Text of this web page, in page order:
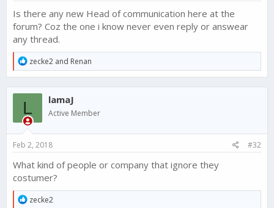
Is there any new Head of communication here at the
forum? Coz the one i know never even reply or answear
any thread.
R
e
a
c
o
n
:
zecke2 and Renan
L lamaJ
Active Member
Feb 2, 2018 #32
What kind of people or company that ignore they
costumer?
R
zecke2